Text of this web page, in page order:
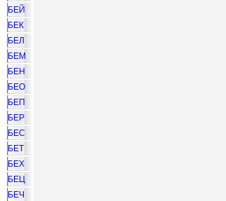
БЕЙ
БЕК
БЕЛ
БЕМ
БЕН
БЕО
БЕП
БЕР
БЕС
БЕТ
БЕХ
БЕЦ
БЕЧ